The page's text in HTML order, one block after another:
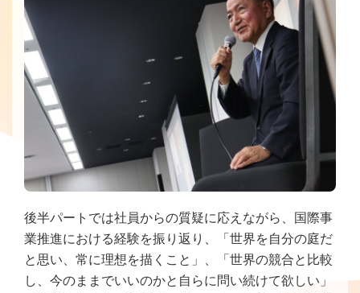
後半パートでは社員からの質疑に応えながら、国際事
業推進における経験を振り返り、「世界を自分の庭だ
と思い、常に理想を描くこと」、「世界の競合と比較
し、今のままでいいのかと自らに問い続けて欲しい」